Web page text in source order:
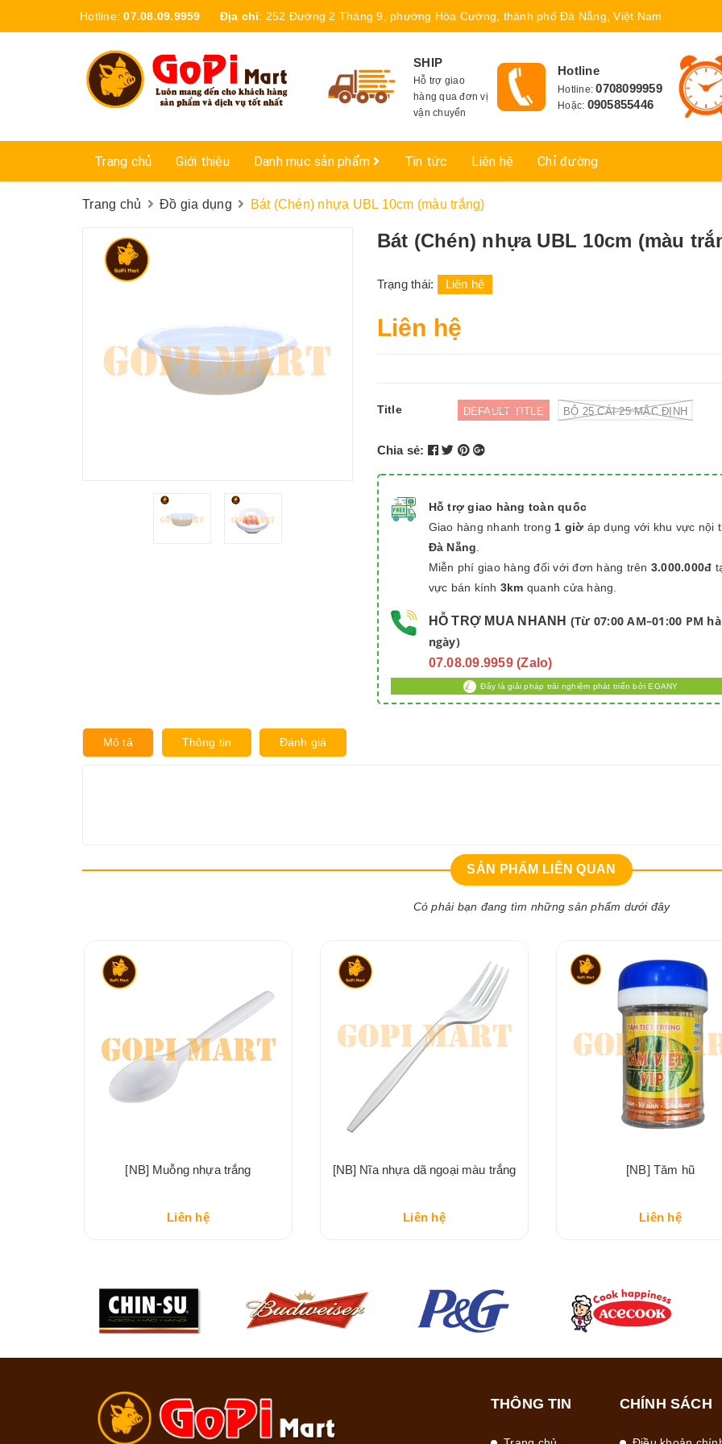
Hotline:07.08.09.9959 Địa chỉ: 252 Đường 2 Tháng 9, phường Hòa Cường, thành phố Đà Nẵng, Việt Nam
SHIP
Hỗ trợ giao
hàng qua đơn vị
vận chuyển
Hotline
Hotline:0708099959
Hoặc: 0905855446
Trang chủ Giới thiệu Danh mục sản phẩm Tin tức Liên hệ Chỉ đường
Trang chủ Đồ gia dụng Bát (Chén) nhựa UBL 10cm (màu trắng)
Bát (Chén) nhựa UBL 10cm (màu
Trạng thái: Liên hệ
Liên hệ
Title DEFAULT TITLE BỘ 25 CÁI 25 MẶC ĐỊNH
Chia sẻ:
Hỗ trợ giao hàng toàn quốc
Giao hàng nhanh trong 1 giờ áp dụng với khu vực nội
Đà Nẵng
Miễn phí giao hàng đối với đơn hàng trên 3.000.000đ
vực bán kính 3km quanh cửa hàng.
HỖ TRỢ MUA NHANH (Từ 07:00 AM–01:00 PM
ngày)
07.08.09.9959 (Zalo)
Đây là giải pháp trải nghiệm phát triển bởi EGANY
Mô tả Thông tin Đánh giá
SẢN PHẨM LIÊN QUAN
Có phải bạn đang tìm những sản phẩm dưới đây
[NB] Muỗng nhựa trắng
Liên hệ
[NB] Nĩa nhựa dã ngoại màu trắng
Liên hệ
[NB] Tăm hũ
Liên hệ
THÔNG TIN CHÍNH SÁCH